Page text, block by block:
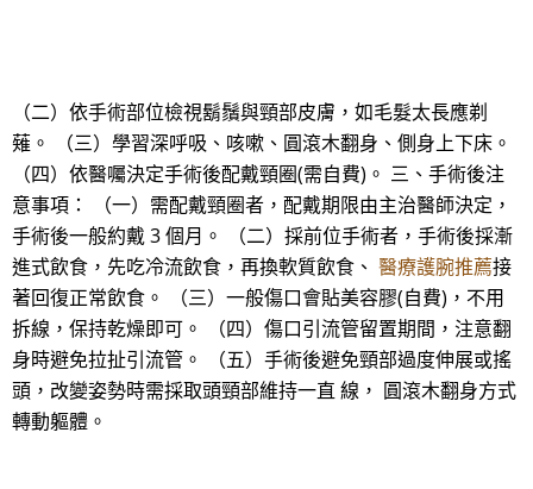
（二）依手術部位檢視鬍鬚與頸部皮膚，如毛髮太長應剃
薙。 （三）學習深呼吸、咳嗽、圓滾木翻身、側身上下床。
（四）依醫囑決定手術後配戴頸圈(需自費)。 三、手術後注
意事項： （一）需配戴頸圈者，配戴期限由主治醫師決定，
手術後一般約戴 3 個月。 （二）採前位手術者，手術後採漸
進式飲食，先吃冷流飲食，再換軟質飲食、 醫療護腕推薦接
著回復正常飲食。 （三）一般傷口會貼美容膠(自費)，不用
拆線，保持乾燥即可。 （四）傷口引流管留置期間，注意翻
身時避免拉扯引流管。 （五）手術後避免頸部過度伸展或搖
頭，改變姿勢時需採取頭頸部維持一直 線， 圓滾木翻身方式
轉動軀體。